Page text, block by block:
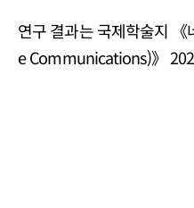
연구 결과는 국제학술지
e Communications)》